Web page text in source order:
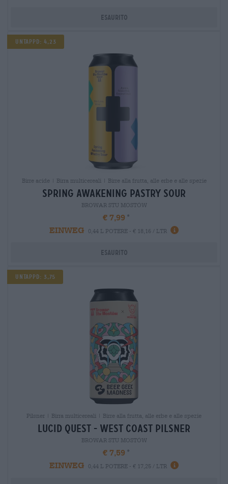
Esaurito
Untappd: 4,23
Birre acide | Birra multicereali | Birre alla frutta, alle erbe e alle spezie
spring awakening pastry sour
BROWAR STU MOSTÓW
€ 7,99
EINWEG
0,44 L POTERE - € 18,16 / LTR
Esaurito
Untappd: 3,75
Pilsner | Birra multicereali | Birre alla frutta, alle erbe e alle spezie
lucid quest - west coast pilsner
BROWAR STU MOSTÓW
€ 7,59
EINWEG
0,44 L POTERE - € 17,25 / LTR